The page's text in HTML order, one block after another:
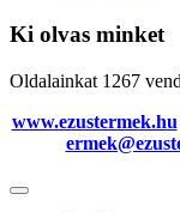
Ki olvas minket
Oldalainkat 1267
www.ezustermek.hu